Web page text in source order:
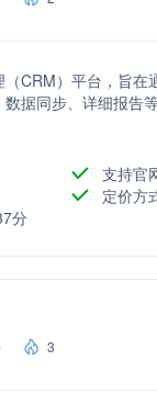
CRM）平台，旨
据同步、详细报告
支持官
定价方
分
3